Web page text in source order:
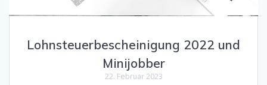
Lohnsteuerbescheinigung 2022 und
Minijobber
22. Februar 2023